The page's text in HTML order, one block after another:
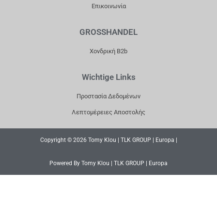
Επικοινωνία
GROSSHANDEL
Χονδρική B2b
Wichtige Links
Προστασία Δεδομένων
Λεπτομέρειες Αποστολής
Copyright © 2026 Tomy Klou | TLK GROUP | Europa |
Powered By Tomy Klou | TLK GROUP | Europa